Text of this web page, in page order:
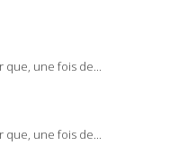
que, une fois de...
que, une fois de...